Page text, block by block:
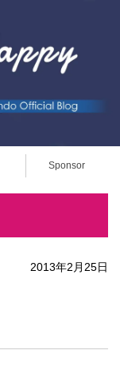
Sponsor
2013年2月25日